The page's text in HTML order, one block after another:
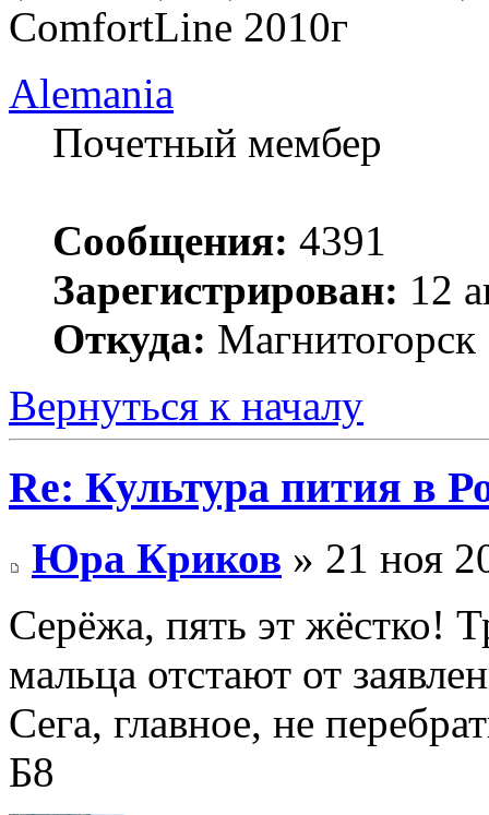
ComfortLine 2010г
Alemania
Почетный мембер
Сообщения: 4391
Зарегистрирован: 12
Откуда: Магнитогорск
Вернуться к началу
Re: Культура пития в
Юра Криков » 21 ноя
Серёжа, пять эт жёстко!
мальца отстают от
Сега, главное, не
Б8